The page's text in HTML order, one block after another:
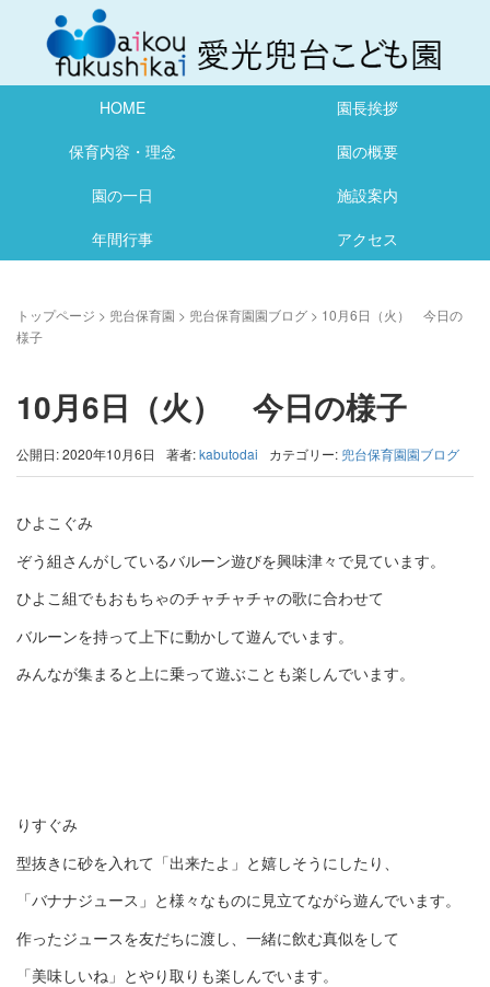
HOME
園長挨拶
保育内容・理念
園の概要
園の一日
施設案内
年間行事
アクセス
トップページ > 兜台保育園 > 兜台保育園園ブログ > 10月6日（火） 今日の
様子
10月6日（火） 今日の様子
公開日: 2020年10月6日 著者:kabutodai カテゴリー: 兜台保育園園ブログ
ひよこぐみ
ぞう組さんがしているバルーン遊びを興味津々で見ています。
ひよこ組でもおもちゃのチャチャチャの歌に合わせて
バルーンを持って上下に動かして遊んでいます。
みんなが集まると上に乗って遊ぶことも楽しんでいます。
りすぐみ
型抜きに砂を入れて「出来たよ」と嬉しそうにしたり、
「バナナジュース」と様々なものに見立てながら遊んでいます。
作ったジュースを友だちに渡し、一緒に飲む真似をして
「美味しいね」とやり取りも楽しんでいます。